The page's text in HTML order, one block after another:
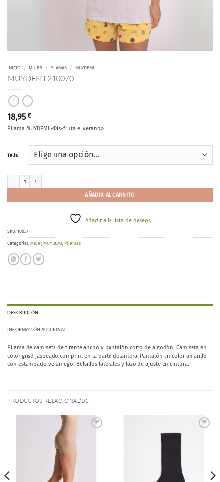
INICIO / MUJER / PIJAMAS / MUYDEMI
MUYDEMI 210070
18,95 €
Pijama MUYDEMI «Dis-fruta el verano»
Talla
AÑADIR AL CARRITO
Añadir a la lista de deseos
SKU: 10037
Categorías: Mujer, MUYDEMI Pijamas
DESCRIPCIÓN
INFORMACIÓN ADICIONAL
Pijama de camiseta de tirante ancho y pantalón corto de algodón. Camiseta en
color grisd jaspeado con print en la parte delantera. Pantalón en color amarillo
con estampado veraniego. Bolsillos laterales y lazo de ajuste en cintura.
PRODUCTOS RELACIONADOS